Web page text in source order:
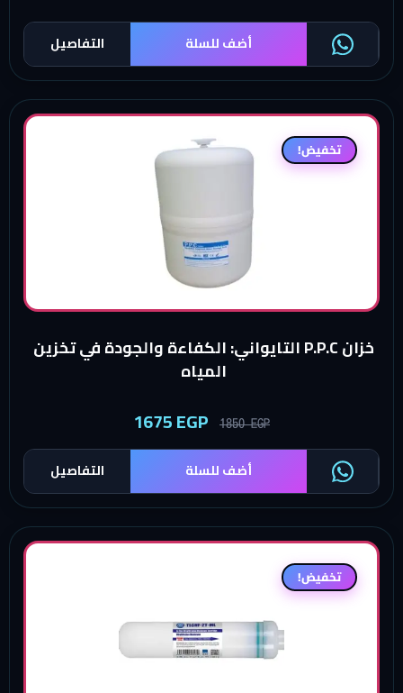
التفاصيل أضف للسلة
تخفيض!
خزان P.P.C التايواني: الكفاءة والجودة في تخزين
المياه
1850EGP
1675EGP
التفاصيل أضف للسلة
تخفيض!